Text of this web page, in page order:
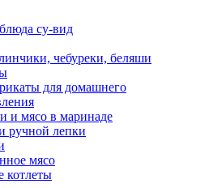
су-вид
чебуреки, беляши
для домашнего
мясо в маринаде
ручной лепки
мясо